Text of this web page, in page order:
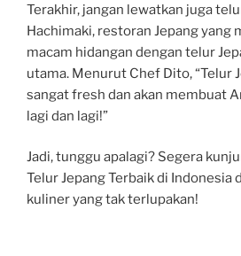
Terakhir, jangan lewatkan juga
Hachimaki, restoran Jepang yang
macam hidangan dengan telur
utama. Menurut Chef Dito, “Telur
sangat fresh dan akan membuat
lagi dan lagi!”
Jadi, tunggu apalagi? Segera
Telur Jepang Terbaik di Indonesia
kuliner yang tak terlupakan!